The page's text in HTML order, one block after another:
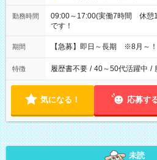
勤務時間
09:00～17:00(実働7時間 休憩
です！
期間 【急募】即日～長期 ※8月～！
特徴 履歴書不要 / 40～50代活躍中 /
気になる！ 応募す
未読